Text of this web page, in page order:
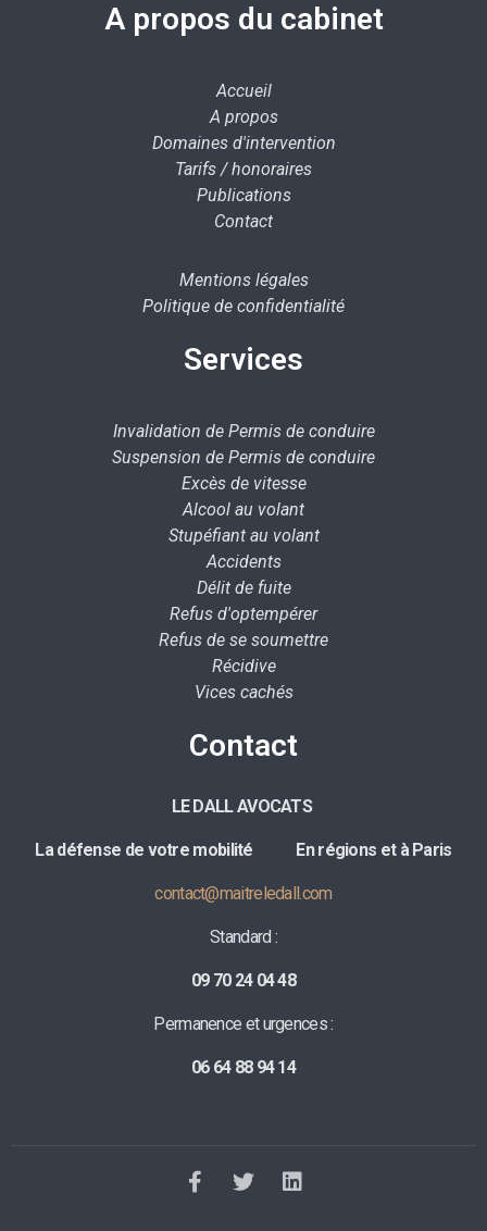
A propos du cabinet
Accueil
A propos
Domaines d'intervention
Tarifs / honoraires
Publications
Contact
Mentions légales
Politique de confidentialité
Services
Invalidation de Permis de conduire
Suspension de Permis de conduire
Excès de vitesse
Alcool au volant
Stupéfiant au volant
Accidents
Délit de fuite
Refus d'optempérer
Refus de se soumettre
Récidive
Vices cachés
Contact
LE DALL AVOCATS
La défense de votre mobilité En régions et à Paris
contact@maitreledall.com
Standard :
09 70 24 04 48
Permanence et urgences :
06 64 88 94 14